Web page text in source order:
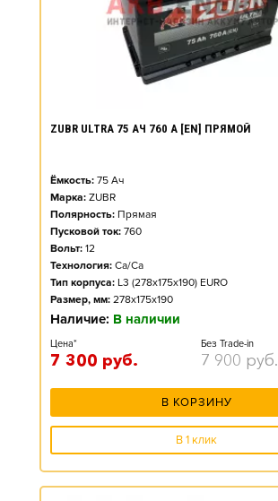
ZUBR ULTRA 75 АЧ 760 А [EN] ПРЯМОЙ
Ёмкость: 75 Ач
Марка: ZUBR
Полярность: Прямая
Пусковой ток: 760
Вольт: 12
Технология: Ca/Ca
Тип корпуса: L3 (278x175x190) EURO
Размер, мм: 278x175x190
Наличие: В наличии
Цена*
7 300 руб.
Без Trade-in
7 900 руб.
В КОРЗИНУ
В 1 клик